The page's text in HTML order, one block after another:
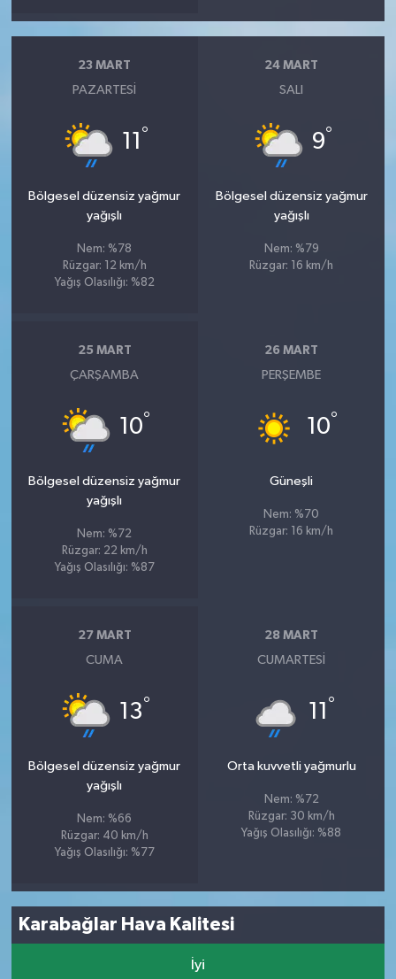
23 MART
PAZARTESI
11 °
Bölgesel düzensiz yağmur
yağışlı
Nem: %78
Rüzgar: 12 km/h
Yağış Olasılığı: %82
24 MART
SALI
9°
Bölgesel düzensiz yağmur
yağışlı
Nem: %79
Rüzgar: 16 km/h
25 MART
ÇARŞAMBA
10°
Bölgesel düzensiz yağmur
yağışlı
Nem: %72
Rüzgar: 22 km/h
Yağış Olasılığı: %87
26 MART
PERŞEMBE
10°
Güneşli
Nem: %70
Rüzgar: 16 km/h
27 MART
CUMA
13°
Bölgesel düzensiz yağmur
yağışlı
Nem: %66
Rüzgar: 40 km/h
Yağış Olasılığı: %77
28 MART
CUMARTESI
11 °
Orta kuvvetli yağmurlu
Nem: %72
Rüzgar: 30 km/h
Yağış Olasılığı: %88
Karabağlar Hava Kalitesi
İyi